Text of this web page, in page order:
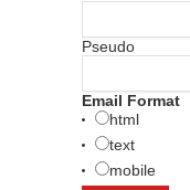
Pseudo
Email Format
html
text
mobile